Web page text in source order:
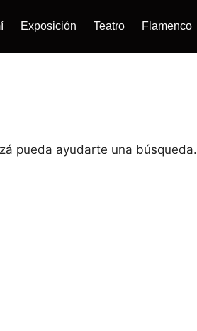
Exposición Teatro Flamenco
pueda ayudarte una búsqueda.